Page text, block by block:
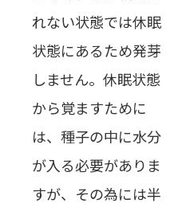
れない状態では休眠
状態にあるため発芽
しません。休眠状態
から覚ますために
は、種子の中に水分
が入る必要がありま
すが、その為には半